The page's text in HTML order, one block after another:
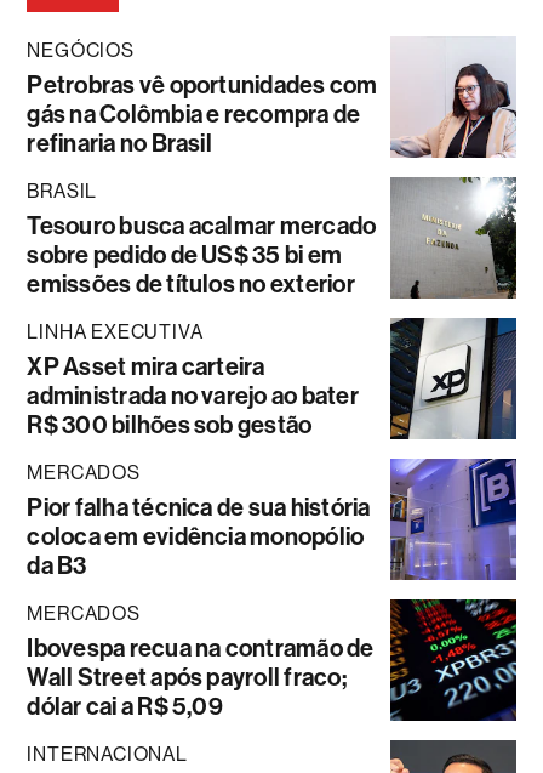
NEGÓCIOS
Petrobras vê oportunidades com
gás na Colômbia e recompra de
refinaria no Brasil
BRASIL
Tesouro busca acalmar mercado
sobre pedido de US$ 35 bi em
emissões de títulos no exterior
LINHA EXECUTIVA
XP Asset mira carteira
administrada no varejo ao bater
R$ 300 bilhões sob gestão
MERCADOS
Pior falha técnica de sua história
coloca em evidência monopólio
da B3
MERCADOS
Ibovespa recua na contramão de
Wall Street após payroll fraco;
dólar cai a R$ 5,09
INTERNACIONAL